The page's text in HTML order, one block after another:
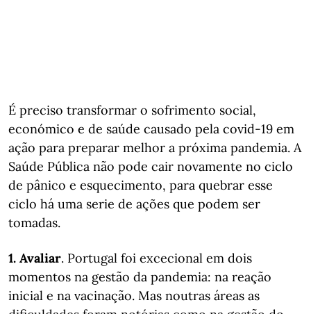
É preciso transformar o sofrimento social,
económico e de saúde causado pela covid-19 em
ação para preparar melhor a próxima pandemia. A
Saúde Pública não pode cair novamente no ciclo
de pânico e esquecimento, para quebrar esse
ciclo há uma serie de ações que podem ser
tomadas.
1. Avaliar. Portugal foi excecional em dois
momentos na gestão da pandemia: na reação
inicial e na vacinação. Mas noutras áreas as